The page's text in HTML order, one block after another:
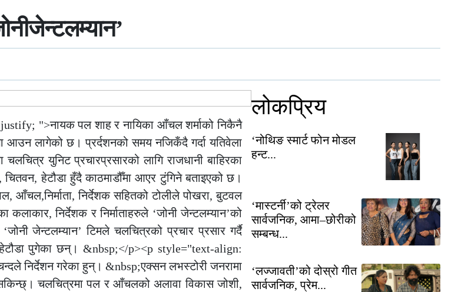
">नायक पल शाह र नायिका आँचल शर्माको निकैनै
आउन लागेको छ। प्रर्दशनको समय नजिकँदै गर्दा यतिवेला
युनिट प्रचारप्रसारको लागि राजधानी बाहिरका
हेटौडा हुँदै काठमाडौँमा आएर टुंगिने बताइएको छ।
निर्देशक सहितको टोलीले पोखरा, बुटवल
निर्देशक र निर्माताहरुले ‘जोनी जेन्टलम्यान’को
जेन्टलम्यान’ टिमले चलचित्रको प्रचार प्रसार गर्दै
पुगेका छन्। &nbsp;</p><p style="text-align:
निर्देशन गरेका हुन्। &nbsp;एक्सन लभस्टोरी जनरामा
चलचित्रमा पल र आँचलको अलावा विकास जोशी,
लोकप्रिय
‘नोथिङ स्मार्ट फोन मोडल
हन्ट...
‘मास्टर्नी’को ट्रेलर
सार्वजनिक, आमा–छोरीको
सम्बन्ध...
‘लज्जावती’को दोस्रो गीत
सार्वजनिक, प्रेम...